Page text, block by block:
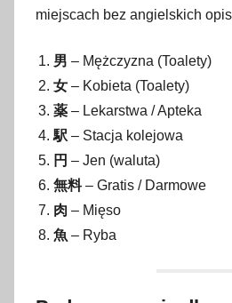
miejscach bez angielskich
男 – Mężczyzna (Toalety)
女 – Kobieta (Toalety)
薬 – Lekarstwa / Apteka
駅 – Stacja kolejowa
円 – Jen (waluta)
無料– Gratis / Darmowe
肉 – Mięso
魚 – Ryba